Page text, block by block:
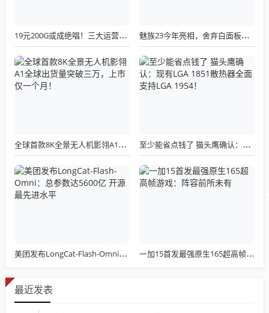
19元200G或成绝唱！三大运营商关停所有第三方渠道：被指变相涨价 魅族23今年亮相，舍弃白面板设计，白面板手机成绝版传统
全球首款8K全景无人机影翎A1全球出货量突破三万，上市仅一个月！ 至少能省点钱了 猫头鹰确认：现有LGA 1851散热器全面支持LGA 1954！
美团发布LongCat-Flash-Omni：总参数达5600亿 开源最先进水平 一加15首发最强原生165超高帧游戏：阵容前所未有
最近发表